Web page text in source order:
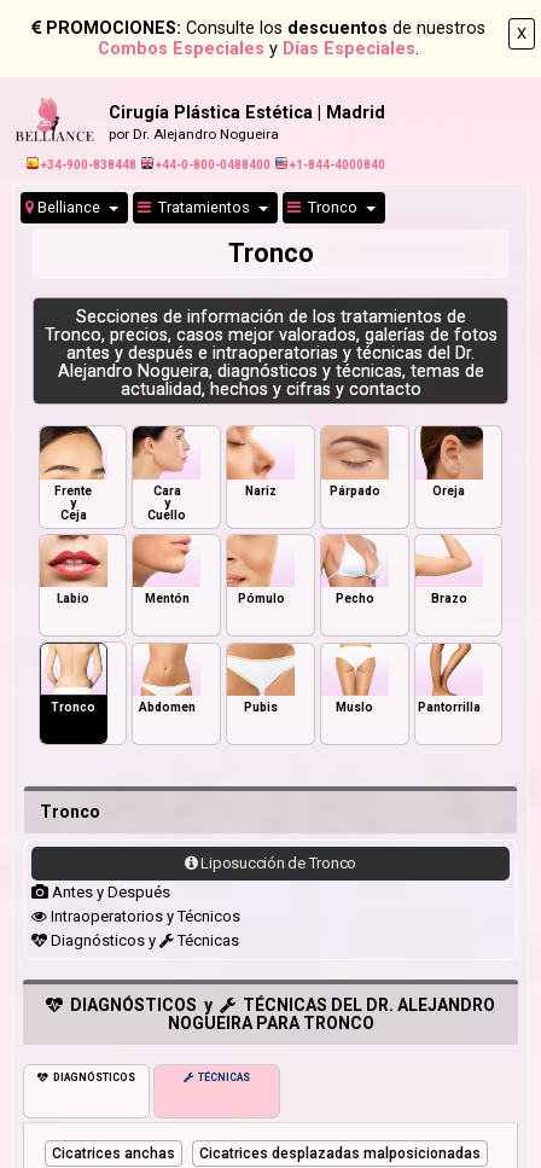
X
PROMOCIONES: Consulte los descuentos de nuestros
Combos Especiales y Días Especiales.
Cirugía Plástica Estética | Madrid
por Dr. Alejandro Nogueira
+34-900-838448 +44-0-800-0488400 +1-844-4000840
Belliance Tratamientos Tronco
Tronco
Secciones de información de los tratamientos de
Tronco, precios, casos mejor valorados, galerías de fotos
antes y después e intraoperatorias y técnicas del Dr.
Alejandro Nogueira, diagnósticos y técnicas, temas de
actualidad, hechos y cifras y contacto
Frente
y
Ceja
Cara
y
Cuello
Nariz Párpado Oreja
Labio Mentón Pómulo Pecho Brazo
Tronco Abdomen Pubis Muslo Pantorrilla
Tronco
Liposucción de Tronco
Antes y Después
Intraoperatorios y Técnicos
Diagnósticos y
Técnicas
DIAGNÓSTICOS y
TÉCNICAS DEL DR. ALEJANDRO
NOGUEIRA PARA TRONCO
DIAGNÓSTICOS TÉCNICAS
Cicatrices anchas Cicatrices desplazadas malposicionadas